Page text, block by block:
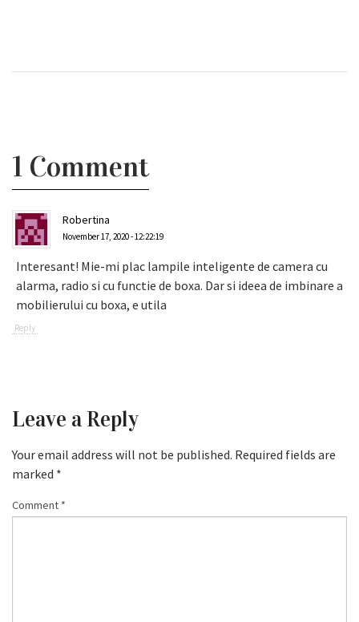
1 Comment
Robertina
November 17, 2020 - 12:22:19
Interesant! Mie-mi plac lampile inteligente de camera cu
alarma, radio si cu functie de boxa. Dar si ideea de imbinare a
mobilierului cu boxa, e utila
Reply
Leave a Reply
Your email address will not be published. Required fields are
marked *
Comment *